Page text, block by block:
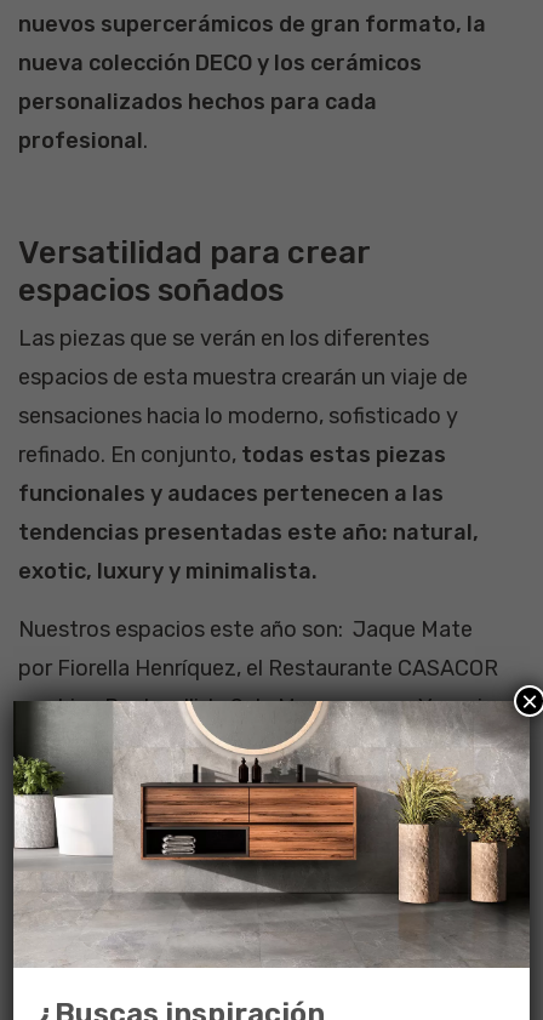
nuevos supercerámicos de gran formato, la
nueva colección DECO y los cerámicos
personalizados hechos para cada
profesional.
Versatilidad para crear
espacios soñados
Las piezas que se verán en los diferentes
espacios de esta muestra crearán un viaje de
sensaciones hacia lo moderno, sofisticado y
refinado. En conjunto, todas estas piezas
funcionales y audaces pertenecen a las
tendencias presentadas este año: natural,
exotic, luxury y minimalista.
Nuestros espacios este año son: Jaque Mate
por Fiorella Henríquez, el Restaurante CASACOR
por Lina Pastorelli, la Sala Macarena por Yesenia
Schulz, la Librería por Barbara Biglieri y Marcela
Vásquez, el Refugio de las Pléyades por Eliana
Basma, el Estudio del fotógrafo por Daniela Lira
y Gonzalo Castillo, el Habitáculo Zen por Daniel
Hinojosa, Frank Espejo y Omar Riva. Todos,
embajadores de la marca.
También en los espacios de destacados
×